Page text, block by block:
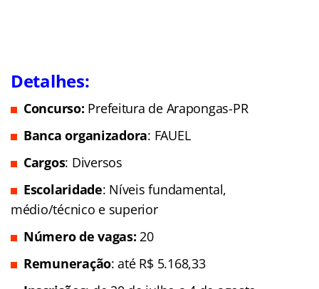
Detalhes:
Concurso: Prefeitura de Arapongas-PR
Banca organizadora: FAUEL
Cargos: Diversos
Escolaridade: Níveis fundamental,
médio/técnico e superior
Número de vagas:20
Remuneração: até R$ 5.168,33